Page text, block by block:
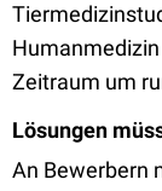
Zeitraum um
Lösungen
An Bewerbern